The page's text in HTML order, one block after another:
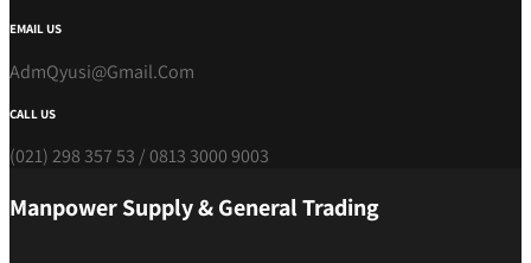
EMAIL US
AdmQyusi@Gmail.Com
CALL US
(021) 298 357 53 / 0813 3000 9003
Manpower Supply & General Trading